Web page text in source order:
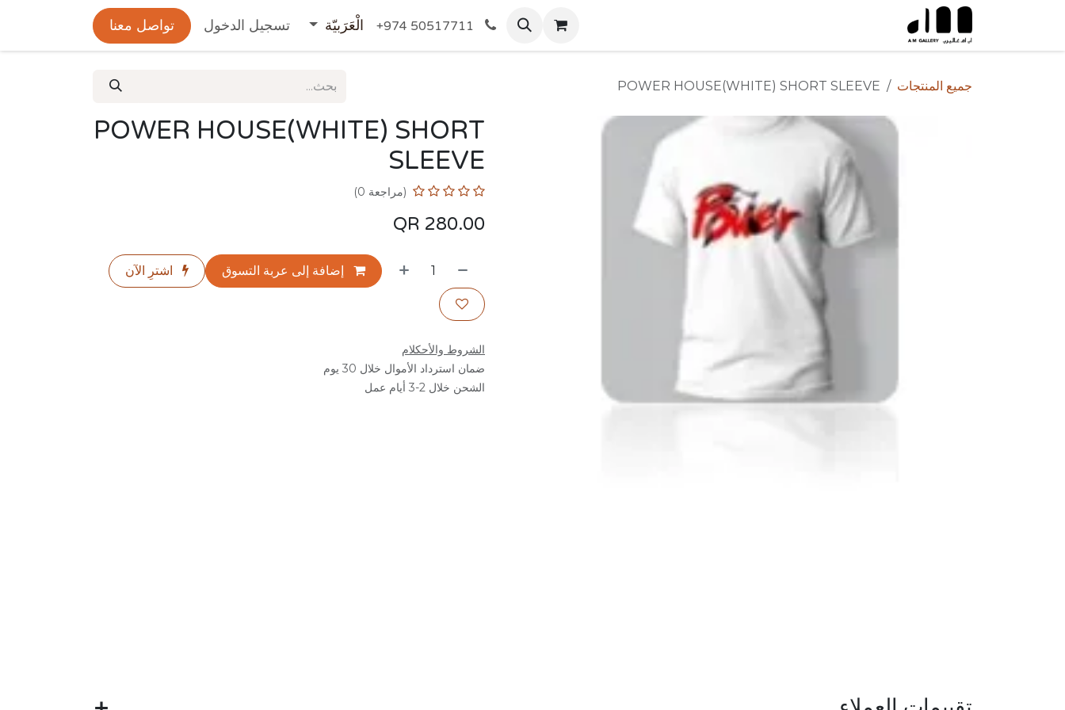
تخطي للذهاب إلى المحتوى
+974 50517711 الْعَرَبيّة تسجيل الدخول تواصل معنا
جميع المنتجات POWER HOUSE(WHITE) SHORT SLEEVE
POWER HOUSE(WHITE) SHORT
SLEEVE
(مراجعة 0)
280.00
إضافة إلى عربة التسوق اشترِ الآن
الشروط والأحكلام
ضمان استرداد الأموال خلال 30 يوم
الشحن خلال 2-3 أيام عمل